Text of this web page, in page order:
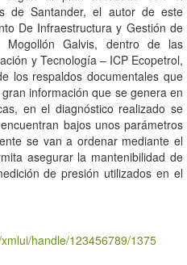
de Santander, el autor de este
De Infraestructura y Gestión de
Galvis, dentro de las
y Tecnología – ICP Ecopetrol,
los respaldos documentales que
información que se genera en
en el diagnóstico realizado se
bajos unos parámetros
se van a ordenar mediante el
asegurar la mantenibilidad de
de presión utilizados en el
handle/123456789/1375